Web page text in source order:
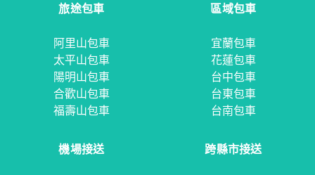
旅途包車
阿里山包車
太平山包車
陽明山包車
合歡山包車
福壽山包車
區域包車
宜蘭包車
花蓮包車
台中包車
台東包車
台南包車
機場接送 跨縣市接送